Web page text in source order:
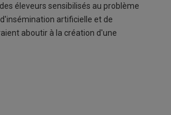
éleveurs sensibilisés au problème
artificielle et de
aboutir à la création d'une